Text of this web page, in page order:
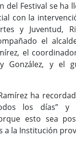
del Festival se ha
con la
y Juventud,
el
el
González, y el
ha
los días” y
esto sea
a la Institución